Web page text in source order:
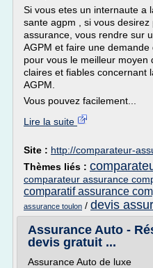
Si vous etes un internaute a
sante agpm , si vous
assurance, vous rendre sur
AGPM et faire une
pour vous le meilleur moyen
claires et fiables concernant
AGPM.
Vous pouvez facilement...
Lire la suite
Site : http://comparateur-
Thèmes liés :
comparateur assurance
comparatif assurance
assurance toulon / devis
Assurance Auto -
devis gratuit ...
Assurance Auto de luxe